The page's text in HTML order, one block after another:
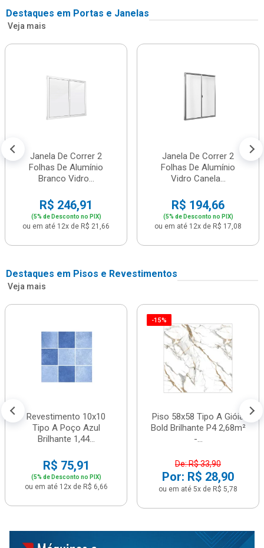
Destaques em Portas e Janelas
Veja mais
Janela De Correr 2
Folhas De Alumínio
Branco Vidro...
R$ 246,91
(5% de Desconto no PIX)
ou em até 12x de R$ 21,66
Janela De Correr 2
Folhas De Alumínio
Vidro Canela...
R$ 194,66
(5% de Desconto no PIX)
ou em até 12x de R$ 17,08
Destaques em Pisos e Revestimentos
Veja mais
Revestimento 10x10
Tipo A Poço Azul
Brilhante 1,44...
R$ 75,91
(5% de Desconto no PIX)
ou em até 12x de R$ 6,66
-15%
Piso 58x58 Tipo A Gióia
Bold Brilhante P4 2,68m²
-...
De: R$ 33,90
Por: R$ 28,90
ou em até 5x de R$ 5,78